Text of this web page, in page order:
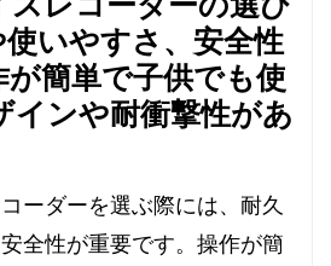
いやすさ、安全性
簡単で子供でも使
インや耐衝撃性があ
ーダーを選ぶ際には、耐久
全性が重要です。操作が簡